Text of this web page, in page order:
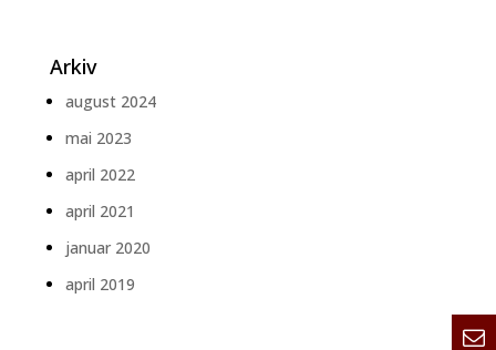
Arkiv
august 2024
mai 2023
april 2022
april 2021
januar 2020
april 2019